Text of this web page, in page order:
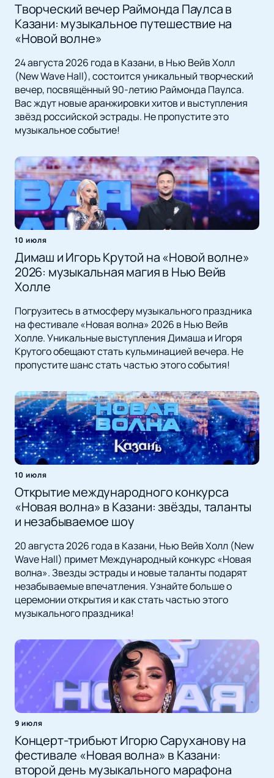
Творческий вечер Раймонда Паулса в
Казани: музыкальное путешествие на
«Новой волне»
24 августа 2026 года в Казани, в Нью Вейв Холл
(New Wave Hall), состоится уникальный творческий
вечер, посвящённый 90-летию Раймонда Паулса.
Вас ждут новые аранжировки хитов и выступления
звёзд российской эстрады. Не пропустите это
музыкальное событие!
10 июля
Димаш и Игорь Крутой на «Новой волне»
2026: музыкальная магия в Нью Вейв
Холле
Погрузитесь в атмосферу музыкального праздника
на фестивале «Новая волна» 2026 в Нью Вейв
Холле. Уникальные выступления Димаша и Игоря
Крутого обещают стать кульминацией вечера. Не
пропустите шанс стать частью этого события!
10 июля
Открытие международного конкурса
«Новая волна» в Казани: звёзды, таланты
и незабываемое шоу
20 августа 2026 года в Казани, Нью Вейв Холл (New
Wave Hall) примет Международный конкурс «Новая
волна». Звезды эстрады и новые таланты подарят
незабываемые впечатления. Узнайте больше о
церемонии открытия и как стать частью этого
музыкального праздника!
9 июля
Концерт-трибьют Игорю Саруханову на
фестивале «Новая волна» в Казани:
второй день музыкального марафона